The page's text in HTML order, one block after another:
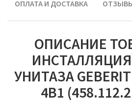
ОПЛАТА И ДОСТАВКА
ОПИСАНИЕ
УНИТАЗА
4В1